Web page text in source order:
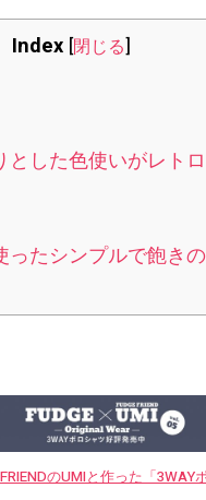
Index [閉じる]
とした色使いがレト
たシンプルで飽き
のUMIと作った「3WAY